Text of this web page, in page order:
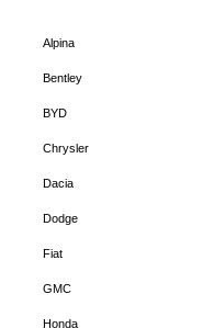
Alpina
Bentley
BYD
Chrysler
Dacia
Dodge
Fiat
GMC
Honda